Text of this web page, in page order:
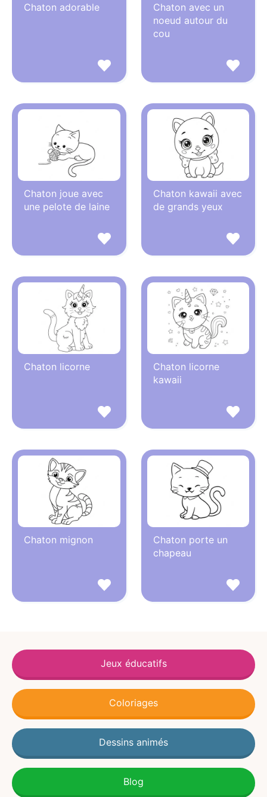
Chaton adorable
Chaton avec un
noeud autour du
cou
Chaton joue avec
une pelote de laine
Chaton kawaii avec
de grands yeux
Chaton licorne
Chaton licorne
kawaii
Chaton mignon
Chaton porte un
chapeau
Jeux éducatifs
Coloriages
Dessins animés
Blog